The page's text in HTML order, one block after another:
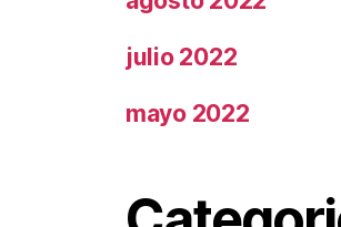
julio 2022
mayo 2022